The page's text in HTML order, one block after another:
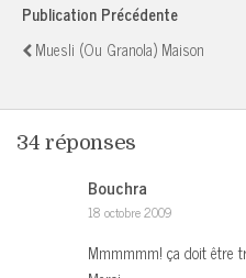
Publication Précédente
Muesli (ou Granola) Maison
34 réponses
Bouchra
18 octobre 2009
Mmmmmm! ça doit être